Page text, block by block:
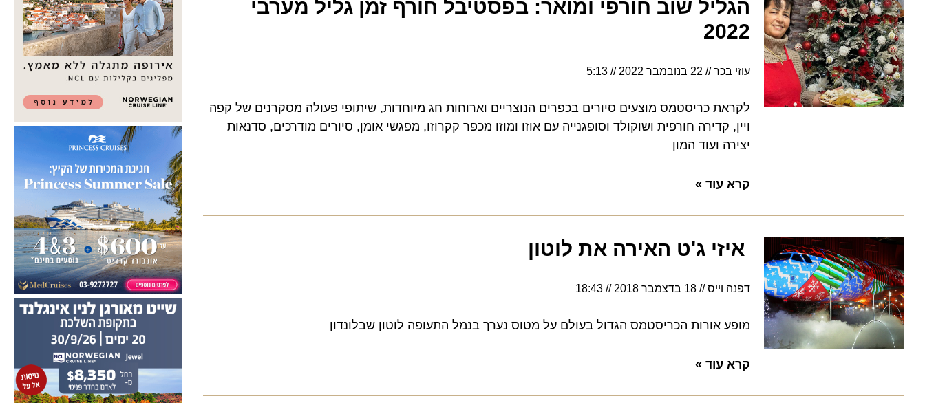
הגליל שוב חורפי ומואר: בפסטיבל חורף זמן גליל מערבי
2022
עוזי בכר 22 בנובמבר 2022 5:13
לקראת כריסטמס מוצעים סיורים בכפרים הנוצריים וארוחות חג מיוחדות, שיתופי פעולה מסקרנים של קפה
ויין, קדירה חורפית ושוקולד וסופגנייה עם אוזו ומוזו מכפר קקרוזו, מפגשי אומן, סיורים מודרכים, סדנאות
יצירה ועוד המון
קרא עוד »
איזי ג'ט האירה את לוטון
דפנה וייס 18 בדצמבר 2018 18:43
מופע אורות הכריסטמס הגדול בעולם על מטוס נערך בנמל התעופה לוטון שבלונדון
קרא עוד »